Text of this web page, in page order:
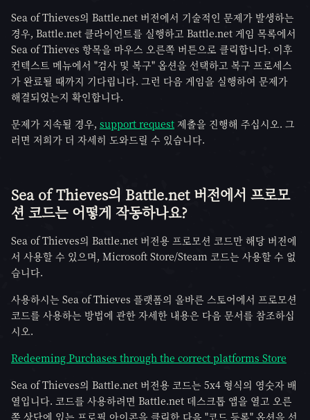
Sea of Thieves의 Battle.net 버전에서 기술적인 문제가 발생하는
경우, Battle.net 클라이언트를 실행하고 Battle.net 게임 목록에서
Sea of Thieves 항목을 마우스 오른쪽 버튼으로 클릭합니다. 이후
컨텍스트 메뉴에서 "검사 및 복구" 옵션을 선택하고 복구 프로세스
가 완료될 때까지 기다립니다. 그런 다음 게임을 실행하여 문제가
해결되었는지 확인합니다.
문제가 지속될 경우, support request 제출을 진행해 주십시오. 그
러면 저희가 더 자세히 도와드릴 수 있습니다.
Sea of Thieves의 Battle.net 버전에서 프로모
션 코드는 어떻게 작동하나요?
Sea of Thieves의 Battle.net 버전용 프로모션 코드만 해당 버전에
서 사용할 수 있으며, Microsoft Store/Steam 코드는 사용할 수 없
습니다.
사용하시는 Sea of Thieves 플랫폼의 올바른 스토어에서 프로모션
코드를 사용하는 방법에 관한 자세한 내용은 다음 문서를 참조하십
시오.
Redeeming Purchases through the correct platforms Store
Sea of Thieves의 Battle.net 버전용 코드는 5x4 형식의 영숫자 배
열입니다. 코드를 사용하려면 Battle.net 데스크톱 앱을 열고 오른
쪽 상단에 있는 프로필 아이콘을 클릭한 다음 "코드 등록" 옵션을 선